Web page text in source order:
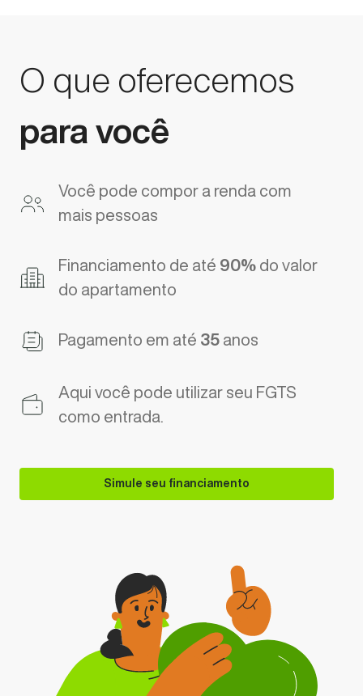
O que oferecemos
para você
Você pode compor a renda com
mais pessoas
Financiamento de até 90% do valor
do apartamento
Pagamento em até 35 anos
Aqui você pode utilizar seu FGTS
como entrada.
Simule seu financiamento